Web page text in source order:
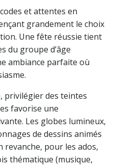
et attentes en
grandement le choix
Une fête réussie tient
du groupe d’âge
ambiance parfaite où
privilégier des teintes
favorise une
Les globes lumineux,
de dessins animés
revanche, pour les ados,
thématique (musique,